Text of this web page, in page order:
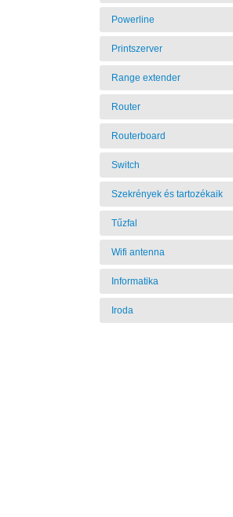
Powerline
Printszerver
Range extender
Router
Routerboard
Switch
Szekrények és tartozékaik
Tűzfal
Wifi antenna
Informatika
Iroda